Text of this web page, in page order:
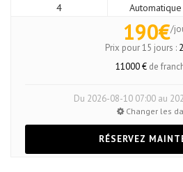
4
Automatique
190€/
Prix pour 15 jours :
11000 € de
Du 2026-08-10 07:00 au
Changer les
RÉSERVEZ